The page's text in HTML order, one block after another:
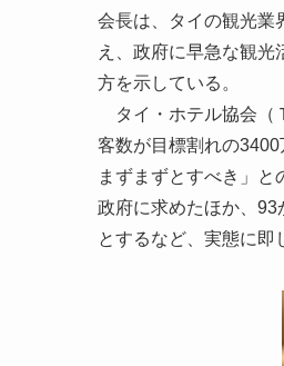
会長は、タイの観光業
え、政府に早急な観
方を示している。
タイ・ホテル協会（
客数が目標割れの
まずまずとすべき」
政府に求めたほか、
とするなど、実態に即